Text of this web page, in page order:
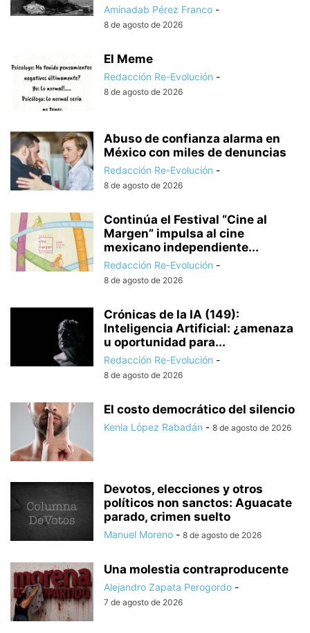
Aminadab Pérez Franco -
8 de agosto de 2026
El Meme
Redacción Re-Evolución -
8 de agosto de 2026
Abuso de confianza alarma en
México con miles de denuncias
Redacción Re-Evolución -
8 de agosto de 2026
Continúa el Festival “Cine al
Margen” impulsa al cine
mexicano independiente...
Redacción Re-Evolución -
8 de agosto de 2026
Crónicas de la IA (149):
Inteligencia Artificial: ¿amenaza
u oportunidad para...
Redacción Re-Evolución -
8 de agosto de 2026
El costo democrático del silencio
Kenia López Rabadán - 8 de agosto de 2026
Devotos, elecciones y otros
políticos non sanctos: Aguacate
parado, crimen suelto
Manuel Moreno - 8 de agosto de 2026
Una molestia contraproducente
Alejandro Zapata Perogordo -
7 de agosto de 2026